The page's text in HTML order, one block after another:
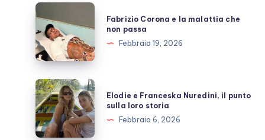
con
Stefano
De
Martino
Fabrizio
Corona
e
la
malattia
che
non
passa
Fabrizio Corona e la malattia che
non passa
Febbraio 19, 2026
Elodie
e
Franceska
Nuredini,
Elodie e Franceska Nuredini, il punto
sulla loro storia
Febbraio 6, 2026